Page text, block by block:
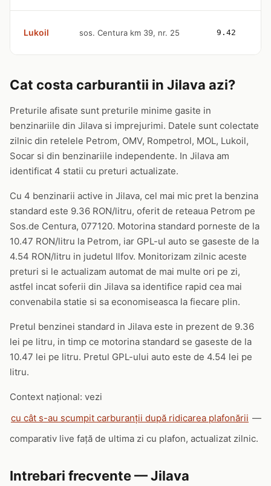
Lukoil sos. Centura km 39, nr. 25 9.42
Cat costa carburantii in Jilava azi?
Preturile afisate sunt preturile minime gasite in
benzinariile din Jilava si imprejurimi. Datele sunt colectate
zilnic din retelele Petrom, OMV, Rompetrol, MOL, Lukoil,
Socar si din benzinariile independente. In Jilava am
identificat 4 statii cu preturi actualizate.
Cu 4 benzinarii active in Jilava, cel mai mic pret la benzina
standard este 9.36 RON/litru, oferit de reteaua Petrom pe
Sos.de Centura, 077120. Motorina standard porneste de la
10.47 RON/litru la Petrom, iar GPL-ul auto se gaseste de la
4.54 RON/litru in judetul Ilfov. Monitorizam zilnic aceste
preturi si le actualizam automat de mai multe ori pe zi,
astfel incat soferii din Jilava sa identifice rapid cea mai
convenabila statie si sa economiseasca la fiecare plin.
Pretul benzinei standard in Jilava este in prezent de 9.36
lei pe litru, in timp ce motorina standard se gaseste de la
10.47 lei pe litru. Pretul GPL-ului auto este de 4.54 lei pe
litru.
Context național: vezi
cu cât s-au scumpit carburanții după ridicarea plafonării —
comparativ live față de ultima zi cu plafon, actualizat zilnic.
Intrebari frecvente — Jilava